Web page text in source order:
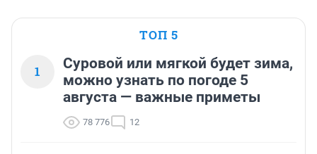
ТОП 5
1
Суровой или мягкой будет зима,
можно узнать по погоде 5
августа — важные приметы
78 776 12